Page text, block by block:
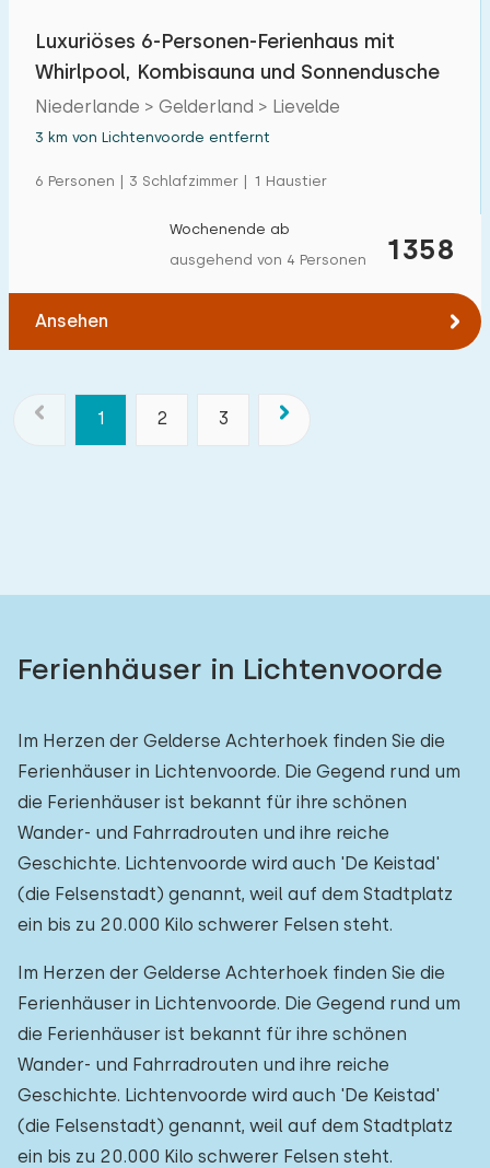
Luxuriöses 6-Personen-Ferienhaus mit
Whirlpool, Kombisauna und Sonnendusche
Niederlande > Gelderland > Lievelde
3 km von Lichtenvoorde entfernt
6 Personen | 3 Schlafzimmer | 1 Haustier
1358
Wochenende ab
ausgehend von 4 Personen
Ansehen
1 2 3
Ferienhäuser in Lichtenvoorde
Im Herzen der Gelderse Achterhoek finden Sie die
Ferienhäuser in Lichtenvoorde. Die Gegend rund um
die Ferienhäuser ist bekannt für ihre schönen
Wander- und Fahrradrouten und ihre reiche
Geschichte. Lichtenvoorde wird auch 'De Keistad'
(die Felsenstadt) genannt, weil auf dem Stadtplatz
ein bis zu 20.000 Kilo schwerer Felsen steht.
Im Herzen der Gelderse Achterhoek finden Sie die
Ferienhäuser in Lichtenvoorde. Die Gegend rund um
die Ferienhäuser ist bekannt für ihre schönen
Wander- und Fahrradrouten und ihre reiche
Geschichte. Lichtenvoorde wird auch 'De Keistad'
(die Felsenstadt) genannt, weil auf dem Stadtplatz
ein bis zu 20.000 Kilo schwerer Felsen steht.